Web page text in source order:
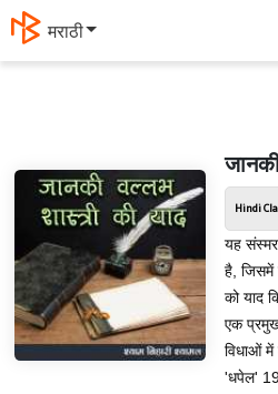
मराठी
Hindi
यह
है, जिसमें
को याद
एक प्रमुख
विधाओं
'धपेल'